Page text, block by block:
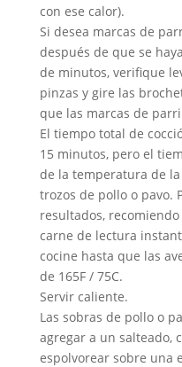
con ese calor).
Si desea marcas de
después de que se
de minutos, verifique
pinzas y gire las
que las marcas de
El tiempo total de
15 minutos, pero el
de la temperatura de
trozos de pollo o pavo.
resultados,
carne de lectura
cocine hasta que las
de 165F / 75C.
Servir caliente.
Las sobras de pollo o
agregar a un salteado,
espolvorear sobre una